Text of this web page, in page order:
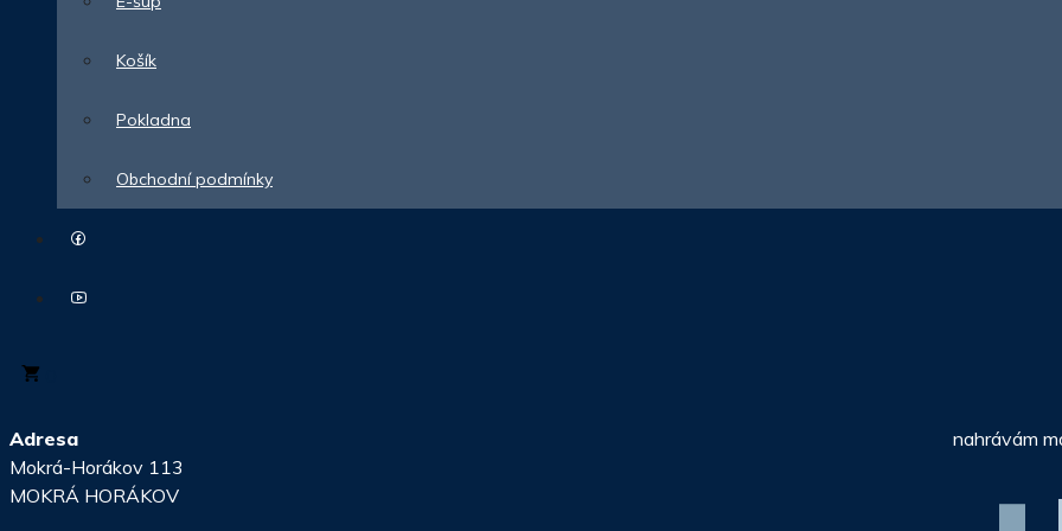
Košík
Pokladna
Obchodní podmínky
nahrávám
Adresa
Mokrá-Horákov 113
MOKRÁ HORÁKOV